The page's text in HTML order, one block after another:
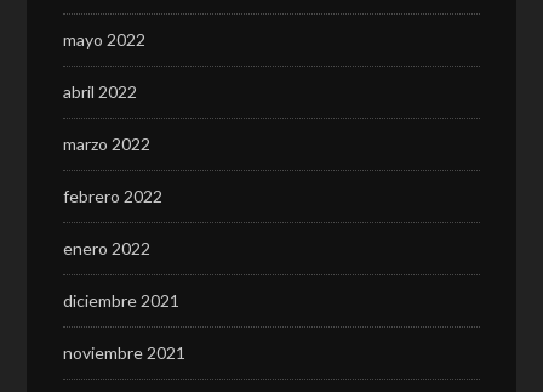
mayo 2022
abril 2022
marzo 2022
febrero 2022
enero 2022
diciembre 2021
noviembre 2021